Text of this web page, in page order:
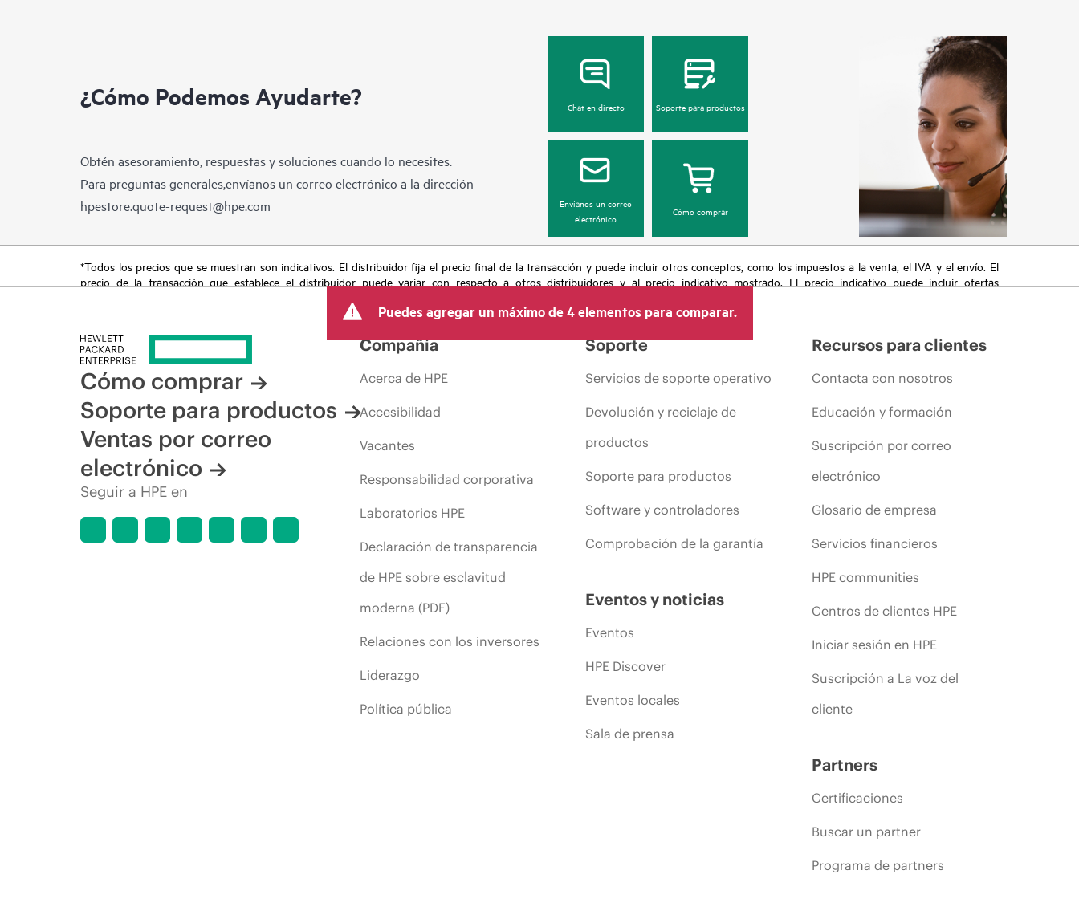
¿Cómo Podemos Ayudarte?
Obtén asesoramiento, respuestas y soluciones cuando lo necesites.
Para preguntas generales,envíanos un correo electrónico a la dirección
hpestore.quote-request@hpe.com
Chat en directo Soporte para productos
Envíanos un correo
electrónico
Cómo comprar
*Todos los precios que se muestran son indicativos. El distribuidor fija el precio final de la transacción y puede incluir otros conceptos, como los impuestos a la venta, el IVA y el envío. El
precio de la transacción que establece el distribuidor puede variar con respecto a otros distribuidores y al precio indicativo mostrado. El precio indicativo puede incluir ofertas
del mercado, descatalogación de productos, disponibilidad limitada de productos, promociones de fin de la vida útil y errores en los anuncios.
Puedes agregar un máximo de 4 elementos para comparar.
Cómo comprar
Soporte para productos
Ventas por correo
electrónico
Seguir a HPE en
Compañía
Acerca de HPE
Accesibilidad
Vacantes
Responsabilidad corporativa
Laboratorios HPE
Declaración de transparencia
de HPE sobre esclavitud
moderna (PDF)
Relaciones con los inversores
Liderazgo
Política pública
Soporte
Servicios de soporte operativo
Devolución y reciclaje de
productos
Soporte para productos
Software y controladores
Comprobación de la garantía
Eventos y noticias
Eventos
HPE Discover
Eventos locales
Sala de prensa
Recursos para clientes
Contacta con nosotros
Educación y formación
Suscripción por correo
electrónico
Glosario de empresa
Servicios financieros
HPE communities
Centros de clientes HPE
Iniciar sesión en HPE
Suscripción a La voz del
cliente
Partners
Certificaciones
Buscar un partner
Programa de partners